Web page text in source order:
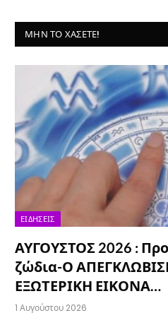
ΜΗΝ ΤΟ ΧΆΣΕΤΕ!
ΕΙΔΉΣΕΙΣ
ΑΥΓΟΥΣΤΟΣ 2026 :
ζώδια-Ο
ΕΞΩΤΕΡΙΚΗ ΕΙΚΟΝΑ…
1 Αυγούστου 2026